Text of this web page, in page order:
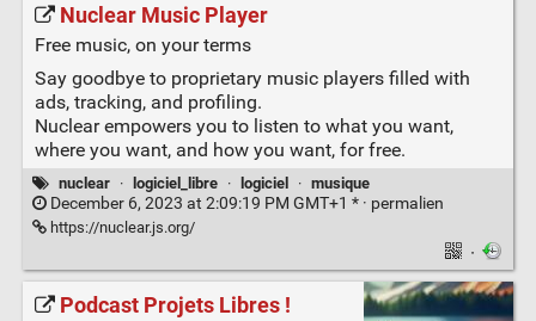
Nuclear Music Player
Free music, on your terms
Say goodbye to proprietary music players filled with
ads, tracking, and profiling.
Nuclear empowers you to listen to what you want,
where you want, and how you want, for free.
nuclear · logiciel_libre · logiciel · musique
December 6, 2023 at 2:09:19 PM GMT+1 * · permalien
https://nuclear.js.org/
·
Podcast Projets Libres !